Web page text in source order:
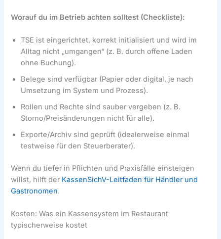
Worauf du im Betrieb achten solltest (Checkliste):
TSE ist eingerichtet, korrekt initialisiert und wird im
Alltag nicht „umgangen“ (z. B. durch offene Laden
ohne Buchung).
Belege sind verfügbar (Papier oder digital, je nach
Umsetzung im System und Prozess).
Rollen und Rechte sind sauber vergeben (z. B.
Storno/Preisänderungen nicht für alle).
Exporte/Archiv sind geprüft (idealerweise einmal
testweise für den Steuerberater).
Wenn du tiefer in Pflichten und Praxisfälle einsteigen
willst, hilft der KassenSichV-Leitfaden für Händler und
Gastronomen.
Kosten: Was ein Kassensystem im Restaurant
typischerweise kostet